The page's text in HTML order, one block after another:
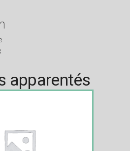
apparentés